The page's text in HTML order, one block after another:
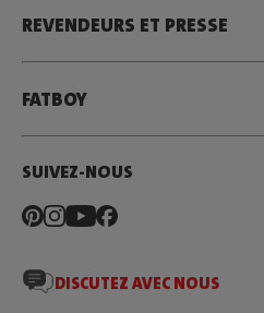
REVENDEURS ET PRESSE
FATBOY
SUIVEZ-NOUS
DISCUTEZ AVEC NOUS